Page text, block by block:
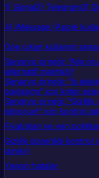
1) Signal2) Telegram3)
4) iMessage (Apple
Öne çıkan kullanım
Senaryo örneği: “Aile
alternatif mantıklı?
Senaryo örneği: “İş
paylaşımı” için kriter
Senaryo örneği:
istiyorum” için kontrol
Fiyat/plan ve veri
Gizlilik güvenliği kontrol
izinler)
Yaygın hatalar